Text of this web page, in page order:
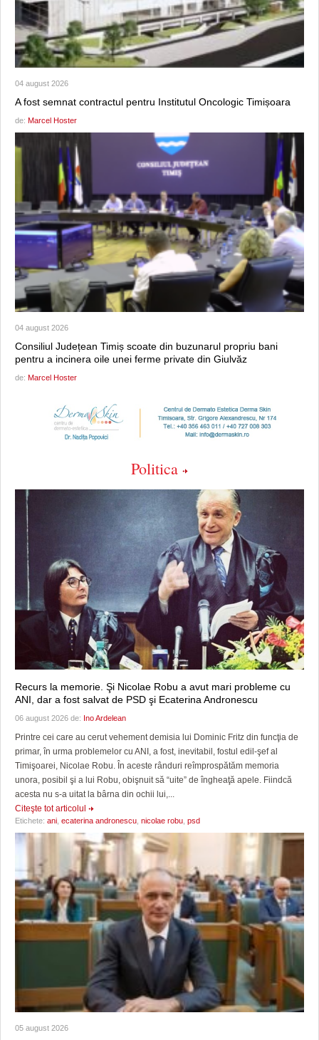
04 august 2026
A fost semnat contractul pentru Institutul Oncologic Timișoara
de: Marcel Hoster
04 august 2026
Consiliul Județean Timiș scoate din buzunarul propriu bani
pentru a incinera oile unei ferme private din Giulvăz
de: Marcel Hoster
Politica
Recurs la memorie. Şi Nicolae Robu a avut mari probleme cu
ANI, dar a fost salvat de PSD şi Ecaterina Andronescu
06 august 2026 de: Ino Ardelean
Printre cei care au cerut vehement demisia lui Dominic Fritz din funcţia de
primar, în urma problemelor cu ANI, a fost, inevitabil, fostul edil-şef al
Timişoarei, Nicolae Robu. În aceste rânduri reîmprospătăm memoria
unora, posibil şi a lui Robu, obişnuit să “uite” de îngheaţă apele. Fiindcă
acesta nu s-a uitat la bârna din ochii lui,...
Citeşte tot articolul
Etichete: ani ecaterina andronescu nicolae robu psd
05 august 2026